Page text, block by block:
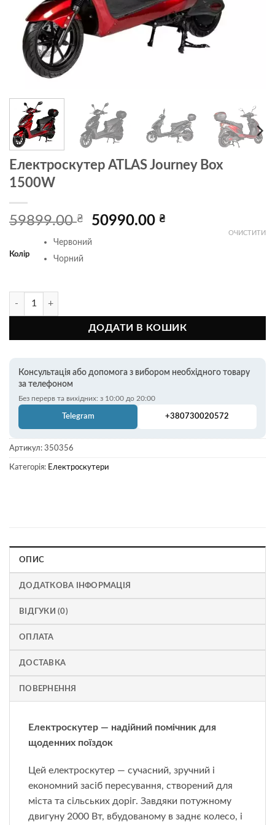
Електроскутер ATLAS Journey Box
1500W
59899.00₴
Оригінальна
59899.00 ₴.
50990.00₴
Колір
Червоний
Чорний
ОЧИСТИТИ
Електроскутер ATLAS Journey Box 1500W кількість
ДОДАТИ В КОШИК
Консультація або допомога з вибором необхідного товару
за телефоном
Без перерв та вихідних: з 10:00 до 20:00
Telegram +380730020572
Артикул: 350356
Категорія: Електроскутери
ОПИС
ДОДАТКОВА ІНФОРМАЦІЯ
ВІДГУКИ (0)
ОПЛАТА
ДОСТАВКА
ПОВЕРНЕННЯ
Електроскутер — надійний помічник для
щоденних поїздок
Цей електроскутер — сучасний, зручний і
економний засіб пересування, створений для
міста та сільських доріг. Завдяки потужному
двигуну 2000 Вт, вбудованому в заднє колесо, і